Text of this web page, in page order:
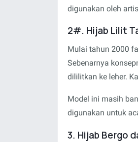
digunakan oleh
2#. Hijab Lilit
Mulai tahun 2000
Sebenarnya
dililitkan ke leher.
Model ini masih
digunakan untuk
3. Hijab Bergo